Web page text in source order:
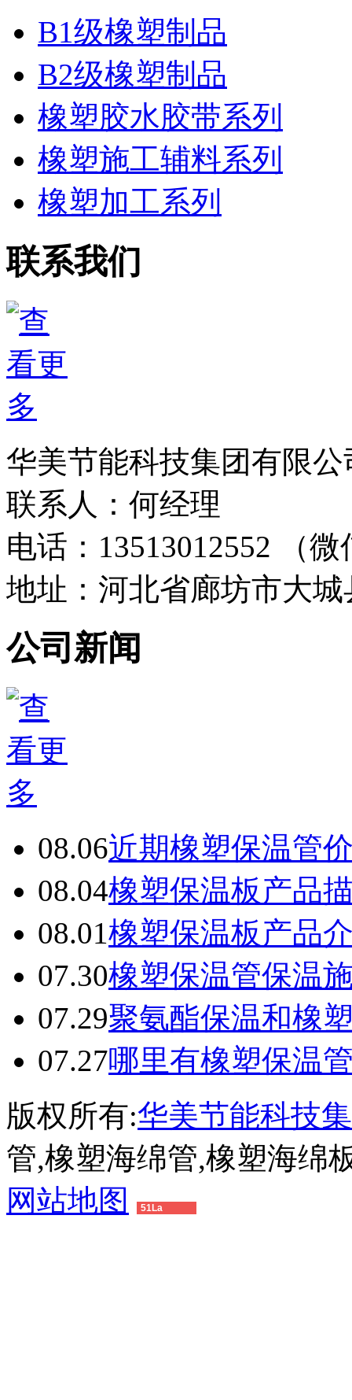
B1级橡塑制品
B2级橡塑制品
橡塑胶水胶带系列
橡塑施工辅料系列
橡塑加工系列
联系我们
华美节能科技集团有限公
联系人：何经理
电话：13513012552 （
地址：河北省廊坊市大
公司新闻
08.06近期橡塑保温管
08.04橡塑保温板产品
08.01橡塑保温板产品
07.30橡塑保温管保温
07.29聚氨酯保温和橡
07.27哪里有橡塑保温
版权所有:华美节能科技
管,橡塑海绵管,橡塑海绵
网站地图
51La